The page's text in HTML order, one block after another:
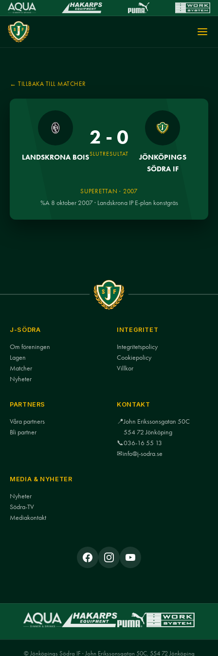
← TILLBAKA TILL MATCHER
LANDSKRONA BOIS
2 - 0
SLUTRESULTAT
JÖNKÖPINGS
SÖDRA IF
SUPERETTAN · 2007
%A 8 oktober 2007 · Landskrona IP E-plan konstgräs
J-SÖDRA
Om föreningen
Lagen
Matcher
Nyheter
INTEGRITET
Integritetspolicy
Cookiepolicy
Villkor
PARTNERS
Våra partners
Bli partner
KONTAKT
📍John Erikssonsgatan 50C
554 72 Jönköping
📞036-16 55 13
✉info@j-sodra.se
MEDIA & NYHETER
Nyheter
Södra-TV
Mediakontakt
© Jönköpings Södra IF · John Erikssonsgatan 50C, 554 72 Jönköping